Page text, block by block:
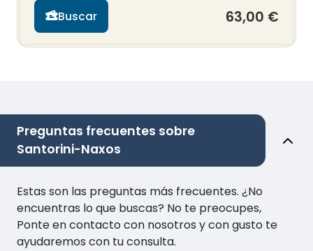
Buscar 63,00 €
Preguntas frecuentes sobre
Santorini-Naxos
Estas son las preguntas más frecuentes. ¿No
encuentras lo que buscas? No te preocupes,
Ponte en contacto con nosotros y con gusto te
ayudaremos con tu consulta.